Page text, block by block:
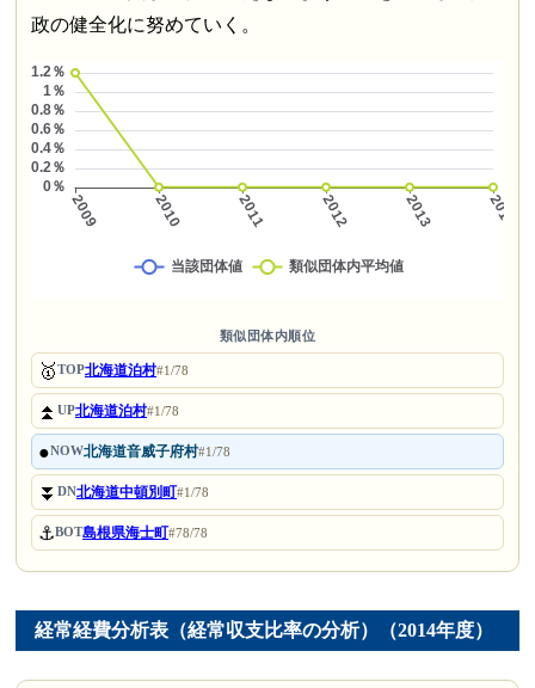
政の健全化に努めていく。
類似団体内順位
🥇TOP北海道泊村#1/78
⏫UP北海道泊村#1/78
●NOW北海道音威子府村#1/78
⏬DN北海道中頓別町#1/78
⚓BOT島根県海士町#78/78
経常経費分析表（経常収支比率の分析）（2014年度）